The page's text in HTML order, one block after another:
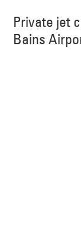
Private jet
Bains